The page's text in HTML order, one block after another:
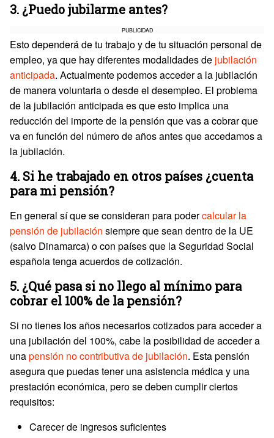
3. ¿Puedo jubilarme antes?
PUBLICIDAD
Esto dependerá de tu trabajo y de tu situación personal de
empleo, ya que hay diferentes modalidades de jubilación
anticipada. Actualmente podemos acceder a la jubilación
de manera voluntaria o desde el desempleo. El problema
de la jubilación anticipada es que esto implica una
reducción del importe de la pensión que vas a cobrar que
va en función del número de años antes que accedamos a
la jubilación.
4. Si he trabajado en otros países ¿cuenta
para mi pensión?
En general sí que se consideran para podercalcular la
pensión de jubilación siempre que sean dentro de la UE
(salvo Dinamarca) o con países que la Seguridad Social
española tenga acuerdos de cotización.
5. ¿Qué pasa si no llego al mínimo para
cobrar el 100% de la pensión?
Si no tienes los años necesarios cotizados para acceder a
una jubilación del 100%, cabe la posibilidad de acceder a
unapensión no contributiva de jubilación. Esta pensión
asegura que puedas tener una asistencia médica y una
prestación económica, pero se deben cumplir ciertos
requisitos:
Carecer de ingresos suficientes